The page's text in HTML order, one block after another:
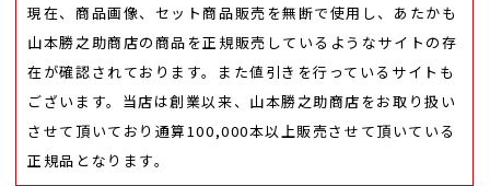
現在、商品画像、セット商品販売を無断で使用し、あたかも
山本勝之助商店の商品を正規販売しているようなサイトの存
在が確認されております。また値引きを行っているサイトも
ございます。当店は創業以来、山本勝之助商店をお取り扱い
させて頂いており通算100,000本以上販売させて頂いている
正規品となります。